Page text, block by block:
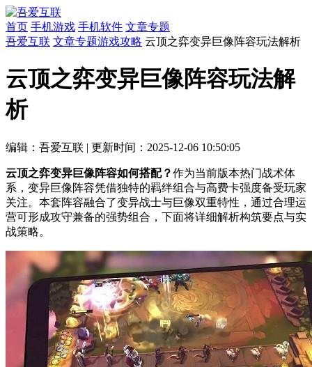
首页 手机游戏 手机软件 文章专题
吾爱互联 文章专题游戏攻略 云顶之弈变异巨像阵容玩法解析
云顶之弈变异巨像阵容玩法解
析
编辑：吾爱互联 | 更新时间：2025-12-06 10:50:05
云顶之弈变异巨像阵容如何搭配？作为当前版本热门战术体
系，变异巨像阵容凭借独特的羁绊组合与高费卡强度备受玩家
关注。本套阵容融合了变异战士与巨像双重特性，通过合理运
营可形成攻守兼备的强势组合，下面将详细解析构筑要点与实
战策略。